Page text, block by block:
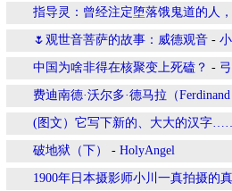
指导灵：曾经注定堕落饿鬼道的人
🌷观世音菩萨的故事：威德观音 -
中国为啥非得在核聚变上死磕？ -
费迪南德·沃尔多·德马拉（
(图文）它写下新的、大大的汉字
破地狱（下） - HolyAngel
1900年日本摄影师小川一真拍摄的